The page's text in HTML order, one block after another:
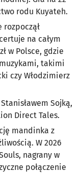
rodu Kuyateh.
rozpoczął
na całym
w Polsce, gdzie
takimi
czy Włodzimierz
Sojką,
Direct Tales.
mandinka z
W 2026
, nagrany w
połączenie